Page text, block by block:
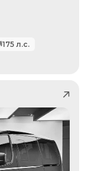
175 л.с.